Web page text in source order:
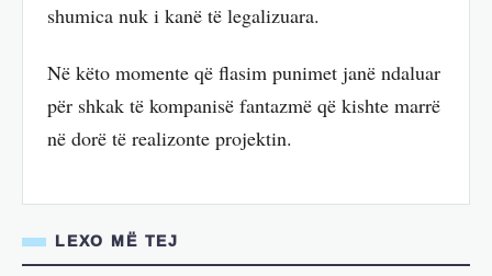
shumica nuk i kanë të legalizuara.
Në këto momente që flasim punimet janë ndaluar
për shkak të kompanisë fantazmë që kishte marrë
në dorë të realizonte projektin.
LEXO MË TEJ